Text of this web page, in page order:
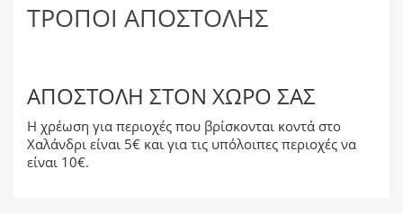
ΤΡΌΠΟΙ ΑΠΟΣΤΟΛΉΣ
ΑΠΟΣΤΟΛΉ ΣΤΟΝ ΧΏΡΟ ΣΑΣ
Η χρέωση για περιοχές που βρίσκονται κοντά στο
Χαλάνδρι είναι 5€ και για τις υπόλοιπες περιοχές να
είναι 10€.